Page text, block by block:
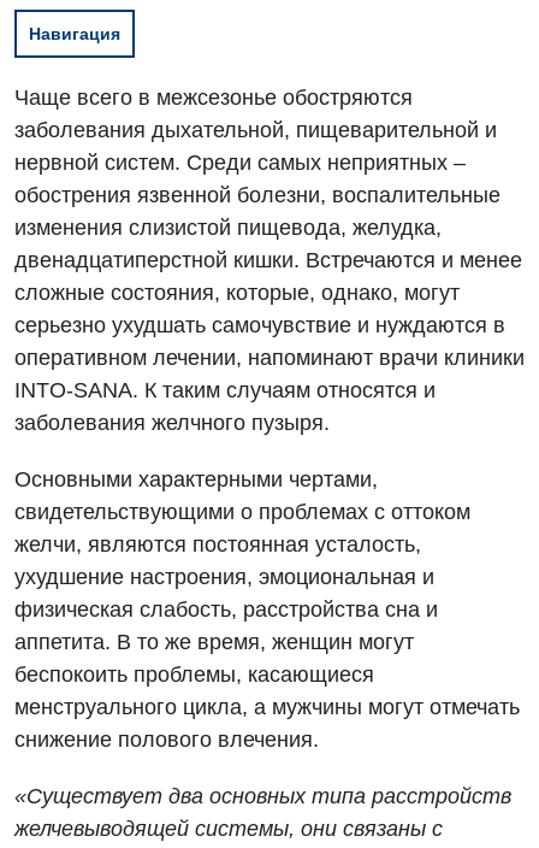
Мероприятия БПР
Интернатура
Энциклопедия
Программа лояльности
Отзывы
Видео
Диагностика
Ангиографические исследования
Диагностическое отделение
Инструментальная диагностика
Компьютерная томография
Магнитно-резонансная томография
Маммография
Гинекологическое отделение
Диагностическое отделение
Дневной стационар
Отделение интенсивной терапии
Декларирование
Навигация
Чаще всего в межсезонье обостряются
заболевания дыхательной, пищеварительной и
нервной систем. Среди самых неприятных –
обострения язвенной болезни, воспалительные
изменения слизистой пищевода, желудка,
двенадцатиперстной кишки. Встречаются и менее
сложные состояния, которые, однако, могут
серьезно ухудшать самочувствие и нуждаются в
оперативном лечении, напоминают врачи клиники
INTO-SANA. К таким случаям относятся и
заболевания желчного пузыря.
Основными характерными чертами,
свидетельствующими о проблемах с оттоком
желчи, являются постоянная усталость,
ухудшение настроения, эмоциональная и
физическая слабость, расстройства сна и
аппетита. В то же время, женщин могут
беспокоить проблемы, касающиеся
менструального цикла, а мужчины могут отмечать
снижение полового влечения.
«Существует два основных типа расстройств
желчевыводящей системы, они связаны с